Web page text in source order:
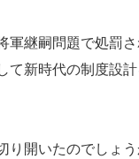
継嗣問題で処罰
て新時代の制度設
開いたのでしょ